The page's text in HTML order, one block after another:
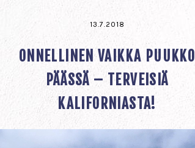
13.7.2018
ONNELLINEN VAIKKA PUUKKO
PÄÄSSÄ – TERVEISIÄ
KALIFORNIASTA!